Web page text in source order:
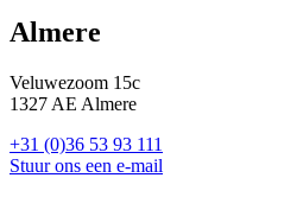
Almere
Veluwezoom 15c
1327 AE Almere
+31 (0)36 53 93 111
Stuur ons een e-mail